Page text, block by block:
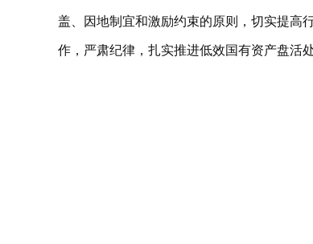
盖、因地制宜和激励约束的原则，切实提高
作，严肃纪律，扎实推进低效国有资产盘活